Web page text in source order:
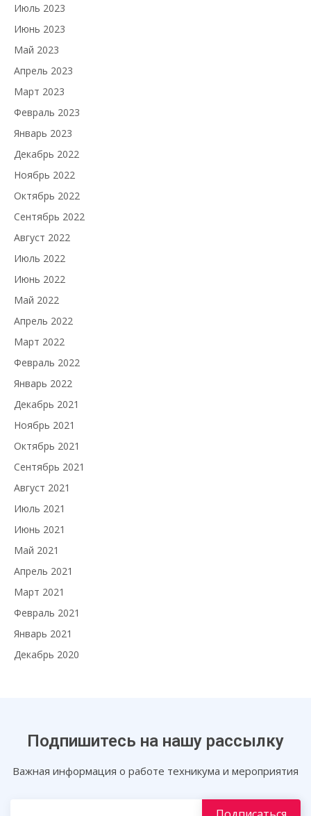
Июль 2023
Июнь 2023
Май 2023
Апрель 2023
Март 2023
Февраль 2023
Январь 2023
Декабрь 2022
Ноябрь 2022
Октябрь 2022
Сентябрь 2022
Август 2022
Июль 2022
Июнь 2022
Май 2022
Апрель 2022
Март 2022
Февраль 2022
Январь 2022
Декабрь 2021
Ноябрь 2021
Октябрь 2021
Сентябрь 2021
Август 2021
Июль 2021
Июнь 2021
Май 2021
Апрель 2021
Март 2021
Февраль 2021
Январь 2021
Декабрь 2020
Подпишитесь на нашу рассылку
Важная информация о работе техникума и мероприятия